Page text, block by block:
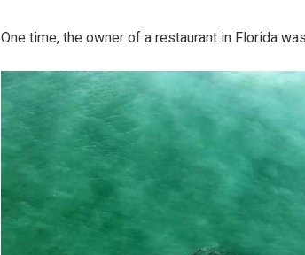
One time, the owner of a restaurant in Florida